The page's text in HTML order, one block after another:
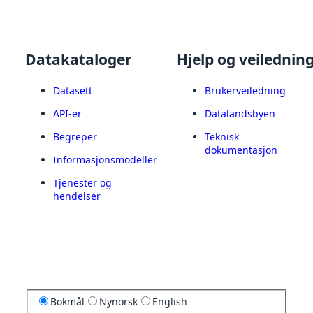
Datakataloger
Datasett
API-er
Begreper
Informasjonsmodeller
Tjenester og
hendelser
Hjelp og
Brukerveiledning
Datalandsbyen
Teknisk
dokumentasjon
Bokmål Nynorsk English